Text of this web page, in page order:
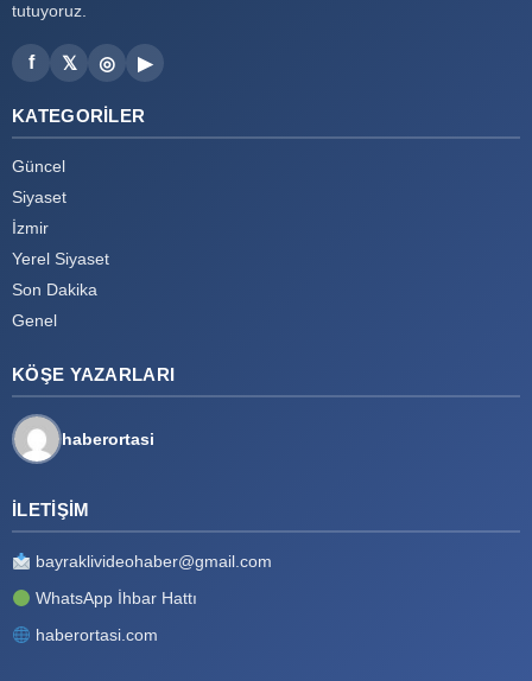
tutuyoruz.
f 𝕏 ◎ ▶
KATEGORILER
Güncel
Siyaset
İzmir
Yerel Siyaset
Son Dakika
Genel
KÖŞE YAZARLARI
haberortasi
İLETIŞIM
bayraklivideohaber@gmail.com
WhatsApp İhbar Hattı
haberortasi.com